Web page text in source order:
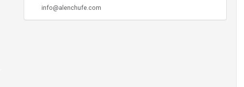
info@alenchufe.com